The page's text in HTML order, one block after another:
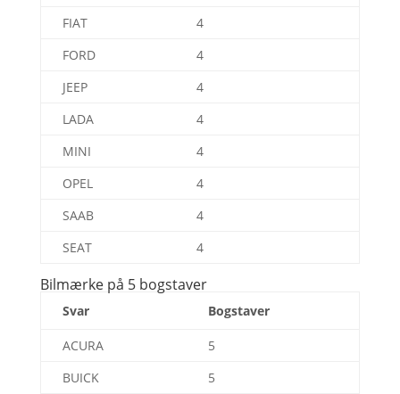
FIAT
4
FORD
4
JEEP
4
LADA
4
MINI
4
OPEL
4
SAAB
4
SEAT
4
Bilmærke på 5 bogstaver
Svar Bogstaver
ACURA
5
BUICK
5